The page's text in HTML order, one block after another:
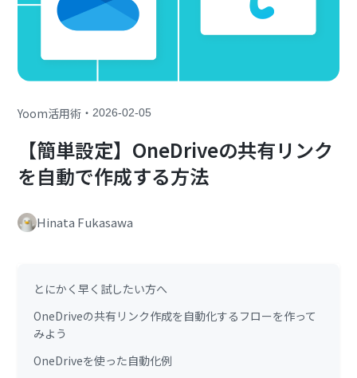
Yoom活用術 ・2026-02-05
【簡単設定】OneDriveの共有リンク
を自動で作成する方法
Hinata Fukasawa
とにかく早く試したい方へ
OneDriveの共有リンク作成を自動化するフローを作って
みよう
OneDriveを使った自動化例